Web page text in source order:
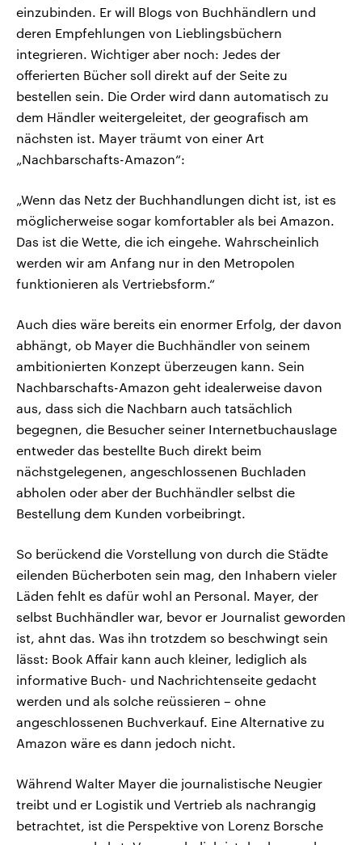
einzubinden. Er will Blogs von Buchhändlern und
deren Empfehlungen von Lieblingsbüchern
integrieren. Wichtiger aber noch: Jedes der
offerierten Bücher soll direkt auf der Seite zu
bestellen sein. Die Order wird dann automatisch zu
dem Händler weitergeleitet, der geografisch am
nächsten ist. Mayer träumt von einer Art
„Nachbarschafts-Amazon“:
„Wenn das Netz der Buchhandlungen dicht ist, ist es
möglicherweise sogar komfortabler als bei Amazon.
Das ist die Wette, die ich eingehe. Wahrscheinlich
werden wir am Anfang nur in den Metropolen
funktionieren als Vertriebsform.“
Auch dies wäre bereits ein enormer Erfolg, der davon
abhängt, ob Mayer die Buchhändler von seinem
ambitionierten Konzept überzeugen kann. Sein
Nachbarschafts-Amazon geht idealerweise davon
aus, dass sich die Nachbarn auch tatsächlich
begegnen, die Besucher seiner Internetbuchauslage
entweder das bestellte Buch direkt beim
nächstgelegenen, angeschlossenen Buchladen
abholen oder aber der Buchhändler selbst die
Bestellung dem Kunden vorbeibringt.
So berückend die Vorstellung von durch die Städte
eilenden Bücherboten sein mag, den Inhabern vieler
Läden fehlt es dafür wohl an Personal. Mayer, der
selbst Buchhändler war, bevor er Journalist geworden
ist, ahnt das. Was ihn trotzdem so beschwingt sein
lässt: Book Affair kann auch kleiner, lediglich als
informative Buch- und Nachrichtenseite gedacht
werden und als solche reüssieren – ohne
angeschlossenen Buchverkauf. Eine Alternative zu
Amazon wäre es dann jedoch nicht.
Während Walter Mayer die journalistische Neugier
treibt und er Logistik und Vertrieb als nachrangig
betrachtet, ist die Perspektive von Lorenz Borsche